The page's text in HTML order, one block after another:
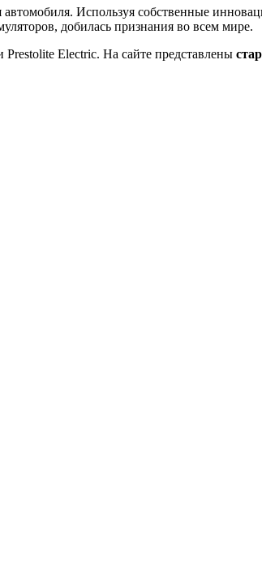
автомобиля. Используя собственные
добилась признания во всем мире.
Electric. На сайте представлены